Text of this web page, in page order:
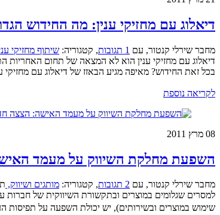
דיאלוג עם מחזיקי ענין: מה החידוש
מחבר שירלי קנטור, עם 1 תגובות , קטגוריה: שיתוף מחזיקי
דיאלוג עם מחזיקי ענין הוא לא המצאה של תחום האחריות
בכל זאת החידוש? מאיפה מגיע הבאזז של דיאלוג עם מחזיקי
לקריאה נוספת
08 מרץ 2011
השפעת מחלקת השיווק על מעמד
מחבר שירלי קנטור, עם 2 תגובות , קטגוריה: מותגים ושיווק,
שימוש במוצרים ובשירותים), יש יכולת השפעה על